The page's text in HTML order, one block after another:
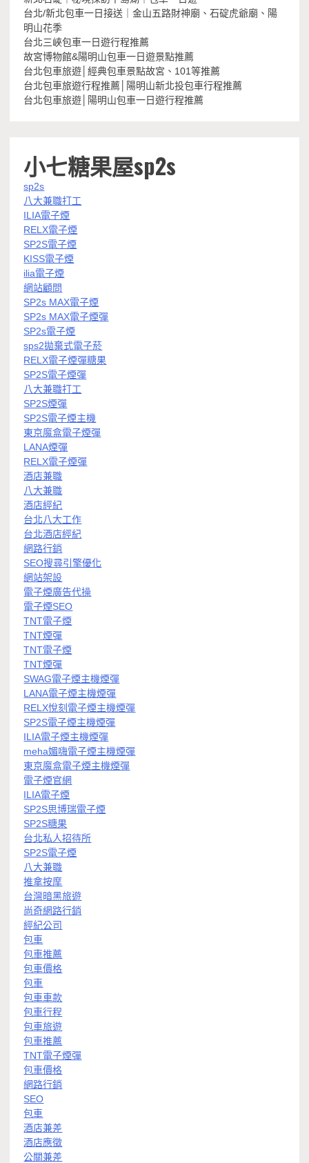
台北/新北包車一日接送｜金山五路財神廟、石碇虎爺廟、陽
明山花季
台北三峽包車一日遊行程推薦
故宮博物館&陽明山包車一日遊景點推薦
台北包車旅遊│經典包車景點故宮、101等推薦
台北包車旅遊行程推薦│陽明山新北投包車行程推薦
台北包車旅遊│陽明山包車一日遊行程推薦
小七糖果屋sp2s
sp2s
八大兼職打工
ILIA電子煙
RELX電子煙
SP2S電子煙
KISS電子煙
ilia電子煙
網站顧問
SP2s MAX電子煙
SP2s MAX電子煙彈
SP2s電子煙
sps2拋棄式電子菸
RELX電子煙彈糖果
SP2S電子煙彈
八大兼職打工
SP2S煙彈
SP2S電子煙主機
東京魔盒電子煙彈
LANA煙彈
RELX電子煙彈
酒店兼職
八大兼職
酒店經紀
台北八大工作
台北酒店經紀
網路行銷
SEO搜尋引擎優化
網站架設
電子煙廣告代操
電子煙SEO
TNT電子煙
TNT煙彈
TNT電子煙
TNT煙彈
SWAG電子煙主機煙彈
LANA電子煙主機煙彈
RELX悅刻電子煙主機煙彈
SP2S電子煙主機煙彈
ILIA電子煙主機煙彈
meha媚嗨電子煙主機煙彈
東京魔盒電子煙主機煙彈
電子煙官網
ILIA電子煙
SP2S思博瑞電子煙
SP2S糖果
台北私人招待所
SP2S電子煙
八大兼職
推拿按摩
台灣暗黑旅遊
尚奇網路行銷
經紀公司
包車
包車推薦
包車價格
包車
包車車款
包車行程
包車旅遊
包車推薦
TNT電子煙彈
包車價格
網路行銷
SEO
包車
酒店兼差
酒店應徵
公關兼差